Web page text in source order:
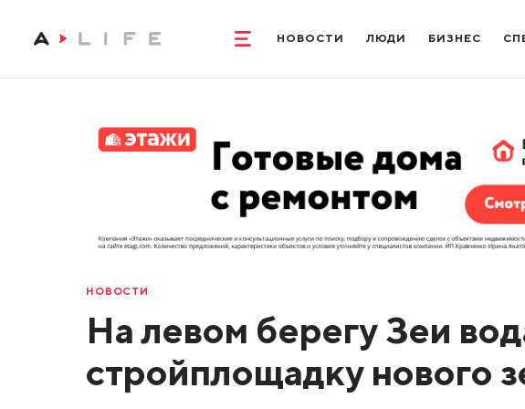
НОВОСТИ ЛЮДИ БИЗНЕС
НОВОСТИ
На левом берегу Зеи
стройплощадку нового